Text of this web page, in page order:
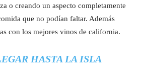
o creando un aspecto completamente
que no podían faltar. Además
con los mejores vinos de california.
HASTA LA ISLA